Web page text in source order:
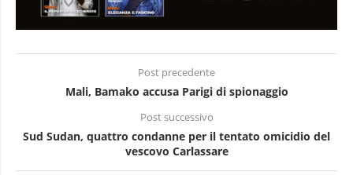
Post precedente
Mali, Bamako accusa Parigi di spionaggio
Post successivo
Sud Sudan, quattro condanne per il tentato omicidio del
vescovo Carlassare